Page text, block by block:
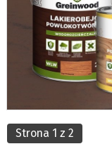
Strona 1 z 2